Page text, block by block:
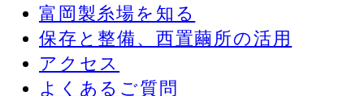
富岡製糸場を知る
保存と整備、西置繭所の活用
アクセス
よくあるご質問